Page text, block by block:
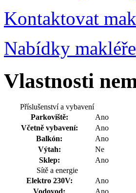
Kontaktovat
Nabídky makléře
Vlastnosti
Příslušenství a vybavení
Parkoviště:
Ano
Včetně vybavení:
Ano
Balkón:
Ano
Výtah:
Ne
Sklep:
Ano
Sítě a energie
Elektro 230V:
Ano
Vodovod:
Ano